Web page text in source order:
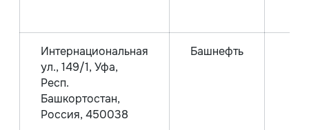
Интернациональная
ул., 149/1, Уфа,
Респ.
Башкортостан,
Россия, 450038
Башнефть